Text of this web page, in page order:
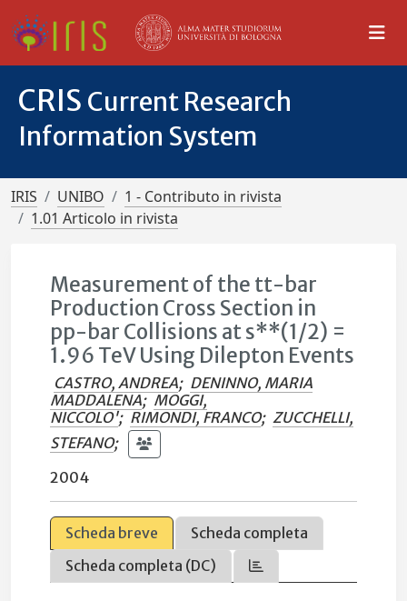
CRIS Current Research
Information System
IRIS UNIBO
1 - Contributo in rivista
1.01 Articolo in rivista
Measurement of the tt-bar
Production Cross Section in
pp-bar Collisions at s**(1/2) =
1.96 TeV Using Dilepton Events
CASTRO, ANDREA; DENINNO, MARIA
MADDALENA; MOGGI,
NICCOLO'; RIMONDI, FRANCO; ZUCCHELLI,
STEFANO;
2004
Scheda breve
Scheda completa
Scheda completa (DC)